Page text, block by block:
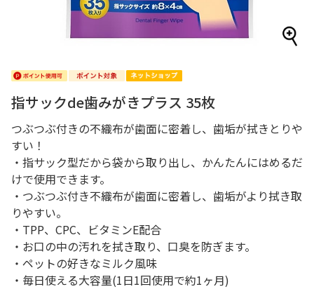
指サックde歯みがきプラス 35枚
つぶつぶ付きの不織布が歯面に密着し、歯垢が拭きとりや
すい！
・指サック型だから袋から取り出し、かんたんにはめるだ
けで使用できます。
・つぶつぶ付き不織布が歯面に密着し、歯垢がより拭き取
りやすい。
・TPP、CPC、ビタミンE配合
・お口の中の汚れを拭き取り、口臭を防ぎます。
・ペットの好きなミルク風味
・毎日使える大容量(1日1回使用で約1ヶ月)